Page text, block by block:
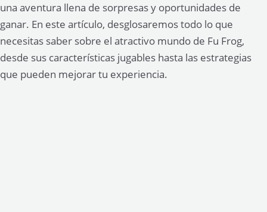
una aventura llena de sorpresas y oportunidades de
ganar. En este artículo, desglosaremos todo lo que
necesitas saber sobre el atractivo mundo de Fu Frog,
desde sus características jugables hasta las estrategias
que pueden mejorar tu experiencia.